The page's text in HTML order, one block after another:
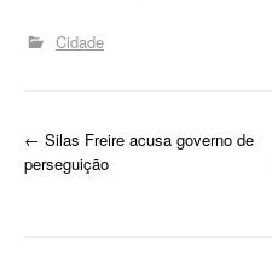
Cidade
P
← Silas Freire acusa governo de
perseguição